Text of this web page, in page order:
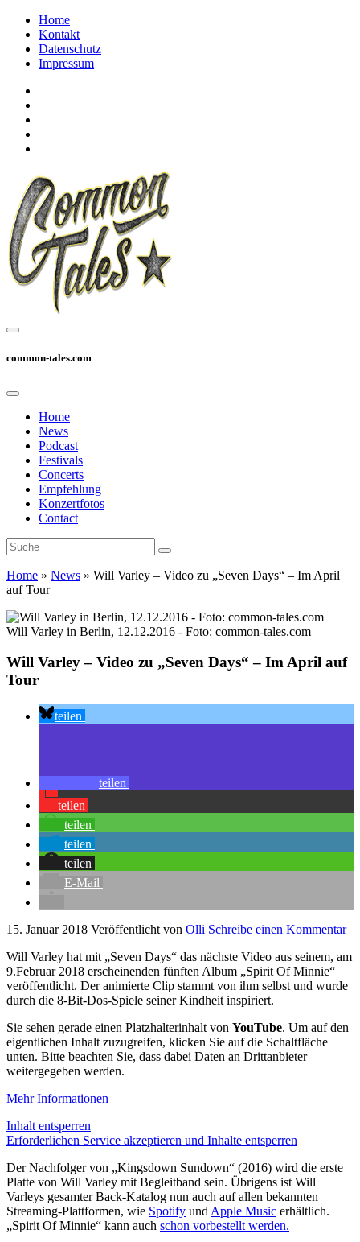
Home
Kontakt
Datenschutz
Impressum
common-tales.com
Home
News
Podcast
Festivals
Concerts
Empfehlung
Konzertfotos
Contact
Home » News » Will Varley – Video zu „Seven Days“ – Im April
auf Tour
Will Varley in Berlin, 12.12.2016 - Foto: common-tales.com
Will Varley – Video zu „Seven Days“ – Im April auf
Tour
teilen
teilen
teilen
teilen
teilen
teilen
E-Mail
15. Januar 2018 Veröffentlicht von Olli Schreibe einen Kommentar
Will Varley hat mit „Seven Days“ das nächste Video aus seinem, am
9.Februar 2018 erscheinenden fünften Album „Spirit Of Minnie“
veröffentlicht. Der animierte Clip stammt von ihm selbst und wurde
durch die 8-Bit-Dos-Spiele seiner Kindheit inspiriert.
Sie sehen gerade einen Platzhalterinhalt von YouTube. Um auf den
eigentlichen Inhalt zuzugreifen, klicken Sie auf die Schaltfläche
unten. Bitte beachten Sie, dass dabei Daten an Drittanbieter
weitergegeben werden.
Mehr Informationen
Inhalt entsperren
Erforderlichen Service akzeptieren und Inhalte entsperren
Der Nachfolger von „Kingsdown Sundown“ (2016) wird die erste
Platte von Will Varley mit Begleitband sein. Übrigens ist Will
Varleys gesamter Back-Katalog nun auch auf allen bekannten
Streaming-Plattformen, wie Spotify und Apple Music erhältlich.
„Spirit Of Minnie“ kann auch schon vorbestellt werden.